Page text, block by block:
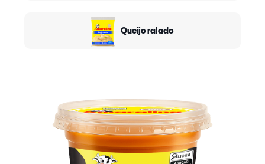
Queijo ralado